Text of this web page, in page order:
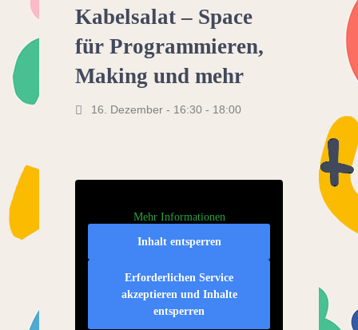
Kabelsalat – Space
für Programmieren,
Making und mehr
16. Dezember - 16:30 - 18:00
Mehr Informationen
Inhalt entsperren
Erforderlichen Service
akzeptieren und Inhalte
entsperren